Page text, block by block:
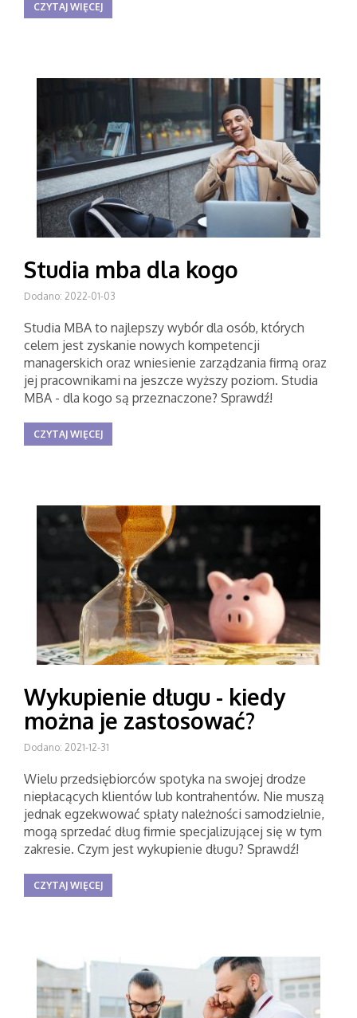
CZYTAJ WIĘCEJ
Studia mba dla kogo
Dodano: 2022-01-03
Studia MBA to najlepszy wybór dla osób, których
celem jest zyskanie nowych kompetencji
managerskich oraz wniesienie zarządzania firmą oraz
jej pracownikami na jeszcze wyższy poziom. Studia
MBA - dla kogo są przeznaczone? Sprawdź!
CZYTAJ WIĘCEJ
Wykupienie długu - kiedy
można je zastosować?
Dodano: 2021-12-31
Wielu przedsiębiorców spotyka na swojej drodze
niepłacących klientów lub kontrahentów. Nie muszą
jednak egzekwować spłaty należności samodzielnie,
mogą sprzedać dług firmie specjalizującej się w tym
zakresie. Czym jest wykupienie długu? Sprawdź!
CZYTAJ WIĘCEJ